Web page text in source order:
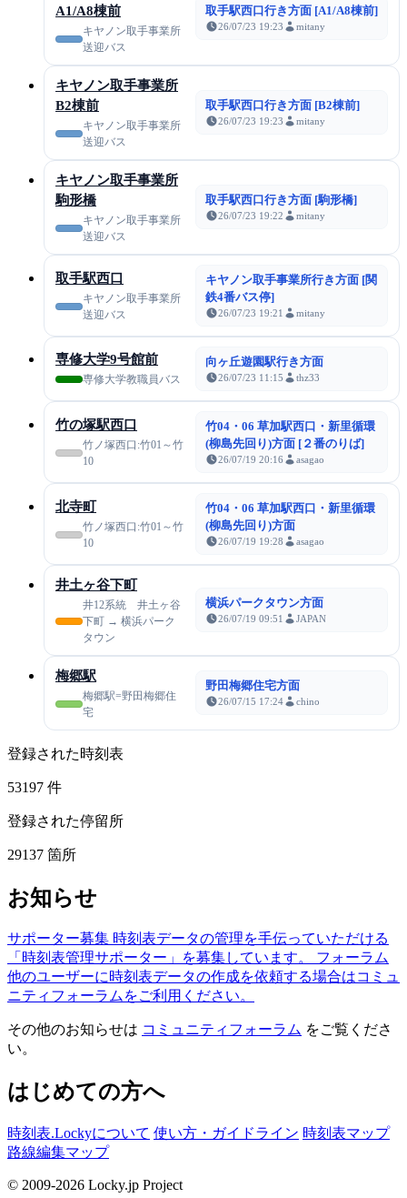
A1/A8棟前
キヤノン取手事業所
送迎バス
取手駅西口行き方面 [A1/A8棟前]
26/07/23 19:23 mitany
キヤノン取手事業所
B2棟前
キヤノン取手事業所
送迎バス
取手駅西口行き方面 [B2棟前]
26/07/23 19:23 mitany
キヤノン取手事業所
駒形橋
キヤノン取手事業所
送迎バス
取手駅西口行き方面 [駒形橋]
26/07/23 19:22 mitany
取手駅西口
キヤノン取手事業所
送迎バス
キヤノン取手事業所行き方面 [関
鉄4番バス停]
26/07/23 19:21 mitany
専修大学9号館前
専修大学教職員バス
向ヶ丘遊園駅行き方面
26/07/23 11:15 thz33
竹の塚駅西口
竹ノ塚西口:竹01～竹
10
竹04・06 草加駅西口・新里循環
(柳島先回り)方面 [２番のりば]
26/07/19 20:16 asagao
北寺町
竹ノ塚西口:竹01～竹
10
竹04・06 草加駅西口・新里循環
(柳島先回り)方面
26/07/19 19:28 asagao
井土ヶ谷下町
井12系統 井土ヶ谷
下町 → 横浜パーク
タウン
横浜パークタウン方面
26/07/19 09:51 JAPAN
梅郷駅
梅郷駅=野田梅郷住
宅
野田梅郷住宅方面
26/07/15 17:24 chino
登録された時刻表
53197 件
登録された停留所
29137 箇所
お知らせ
サポーター募集 時刻表データの管理を手伝っていただける
「時刻表管理サポーター」を募集しています。
フォーラム
他のユーザーに時刻表データの作成を依頼する場合はコミュ
ニティフォーラムをご利用ください。
その他のお知らせは コミュニティフォーラム をご覧くださ
い。
はじめての方へ
時刻表.Lockyについて 使い方・ガイドライン 時刻表マップ
路線編集マップ
© 2009-2026 Locky.jp Project